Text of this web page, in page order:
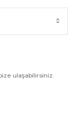
ulaşabilirsiniz.